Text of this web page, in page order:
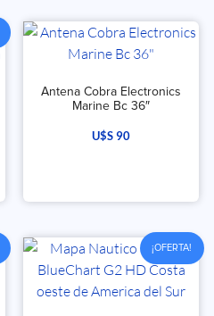
Antena Cobra Electronics
Marine Bc 36″
U$S90
¡OFERTA!